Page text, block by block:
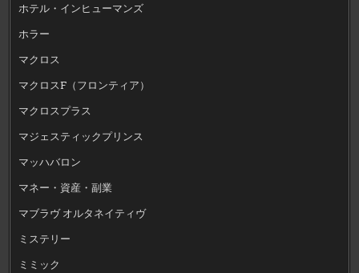
ホテル・インヒューマンズ
ホラー
マクロス
マクロスF（フロンティア）
マクロスプラス
マジェスティックプリンス
マッハバロン
マネー・資産・副業
マブラヴ オルタネイティヴ
ミステリー
ミミック